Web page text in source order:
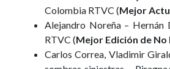
Colombia RTVC (Mejor
Alejandro Noreña –
RTVC (Mejor Edición de No
Carlos Correa, Vladimir